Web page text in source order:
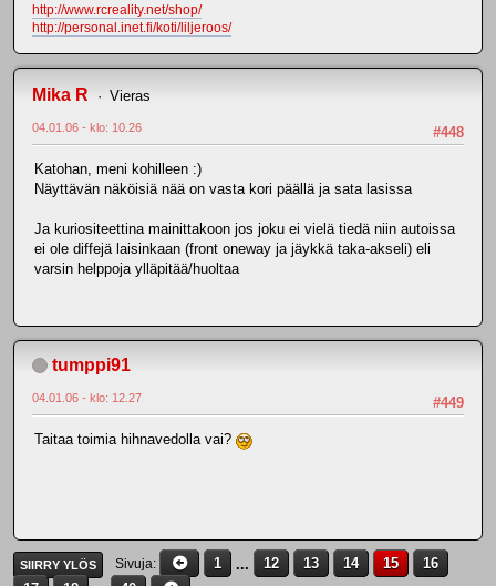
http://www.rcreality.net/shop/
http://personal.inet.fi/koti/liljeroos/
Mika R Vieras
#448
04.01.06 - klo: 10.26
Katohan, meni kohilleen :)
Näyttävän näköisiä nää on vasta kori päällä ja sata lasissa
Ja kuriositeettina mainittakoon jos joku ei vielä tiedä niin autoissa
ei ole diffejä laisinkaan (front oneway ja jäykkä taka-akseli) eli
varsin helppoja ylläpitää/huoltaa
tumppi91
#449
04.01.06 - klo: 12.27
Taitaa toimia hihnavedolla vai?
SIIRRY YLÖS Sivuja 1 ... 12 13 14 15
16